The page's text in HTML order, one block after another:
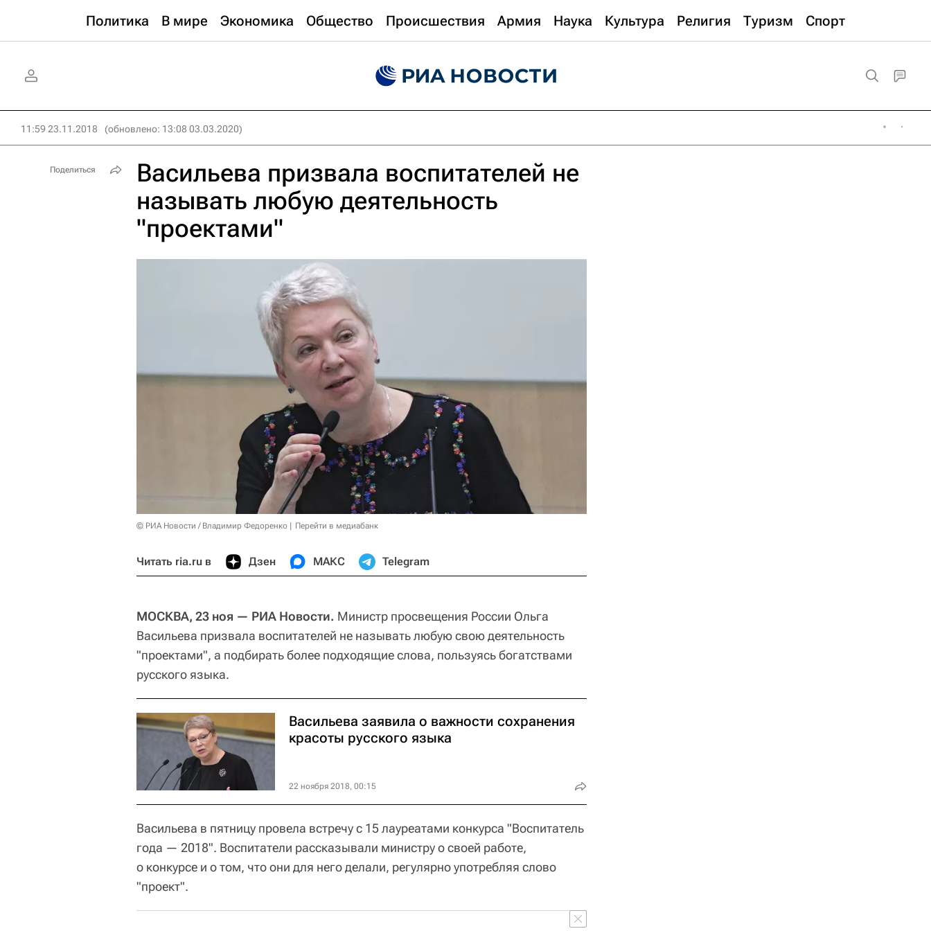
Политика В мире Экономика Общество Происшествия Армия Наука Культура Религия Туризм Спорт
11:59 23.11.2018 (обновлено: 13:08 03.03.2020)
Васильева призвала воспитателей не
называть любую деятельность
"проектами"
© РИА Новости / Владимир Федоренко Перейти в медиабанк
Читать ria.ru в Дзен МАКС Telegram
МОСКВА, 23 ноя — РИА Новости. Министр просвещения России Ольга
Васильева призвала воспитателей не называть любую свою деятельность
"проектами", а подбирать более подходящие слова, пользуясь богатствами
русского языка.
Васильева заявила о важности сохранения
красоты русского языка
22 ноября 2018, 00:15
Васильева в пятницу провела встречу с 15 лауреатами конкурса "Воспитатель
года — 2018". Воспитатели рассказывали министру о своей работе,
о конкурсе и о том, что они для него делали, регулярно употребляя слово
"проект".
Поделиться